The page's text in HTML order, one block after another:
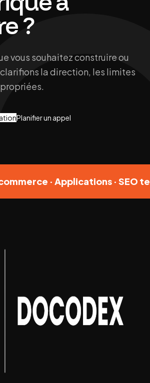
?
vous souhaitez construire ou
la direction, les limites
Planifier un appel
· Applications · SEO